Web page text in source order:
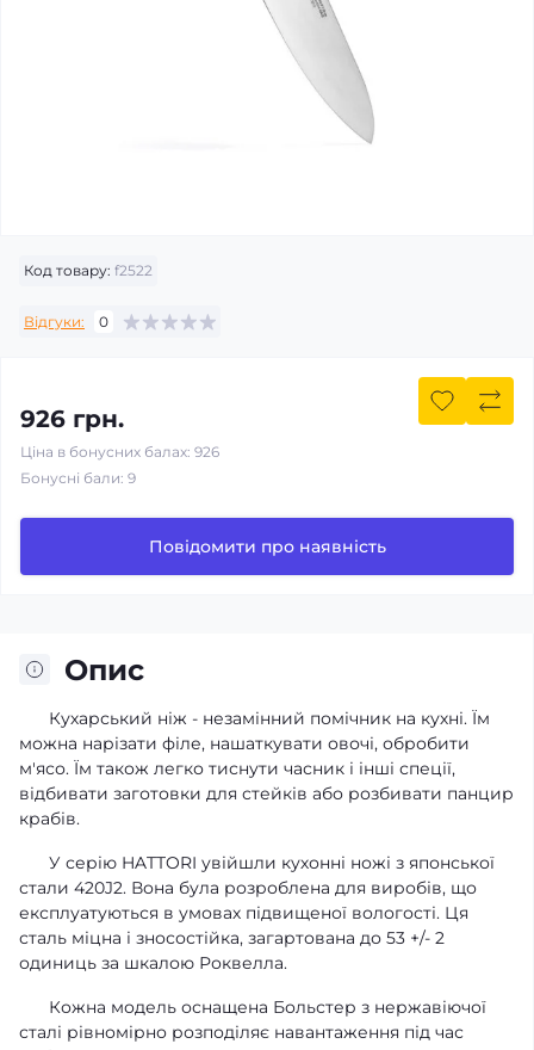
Код товару: f2522
Відгуки: 0
926 грн.
Ціна в бонусних балах: 926
Бонусні бали: 9
Повідомити про наявність
Опис
Кухарський ніж - незамінний помічник на кухні. Їм
можна нарізати філе, нашаткувати овочі, обробити
м'ясо. Їм також легко тиснути часник і інші спеції,
відбивати заготовки для стейків або розбивати панцир
крабів.
У серію HATTORI увійшли кухонні ножі з японської
стали 420J2. Вона була розроблена для виробів, що
експлуатуються в умовах підвищеної вологості. Ця
сталь міцна і зносостійка, загартована до 53 +/- 2
одиниць за шкалою Роквелла.
Кожна модель оснащена Больстер з нержавіючої
сталі рівномірно розподіляє навантаження під час